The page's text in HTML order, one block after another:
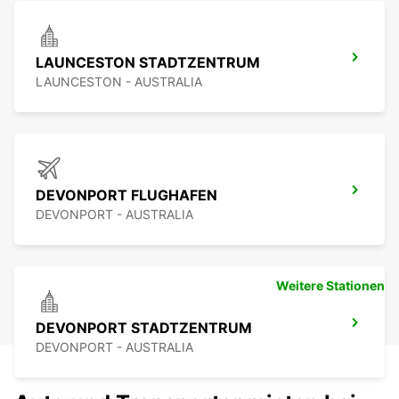
LAUNCESTON STADTZENTRUM
LAUNCESTON - AUSTRALIA
DEVONPORT FLUGHAFEN
DEVONPORT - AUSTRALIA
DEVONPORT STADTZENTRUM
DEVONPORT - AUSTRALIA
Weitere Stationen